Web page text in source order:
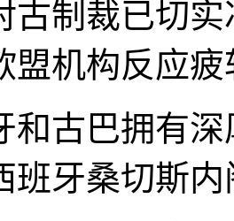
古制裁已切
盟机构反应疲
和古巴拥有
班牙桑切斯